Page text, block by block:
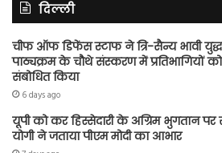
दिल्ली
चीफ ऑफ डिफेंस स्टाफ ने त्रि-सैन्य भावी
पाठ्यक्रम के चौथे संस्करण में प्रतिभागियों को
संबोधित किया
6 days ago
यूपी को कर हिस्सेदारी के अग्रिम भुगतान पर
योगी ने जताया पीएम मोदी का आभार